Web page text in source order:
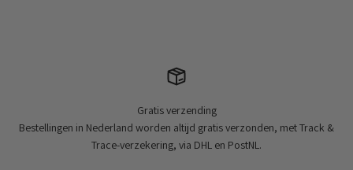
Gratis verzending
Bestellingen in Nederland worden altijd gratis verzonden, met Track &
Trace-verzekering, via DHL en PostNL.